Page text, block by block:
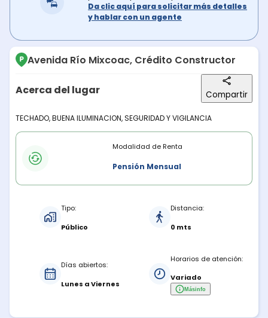
Da clic aquí para solicitar más detalles
y hablar con un agente
Avenida Río Mixcoac, Crédito Constructor
Acerca del lugar Compartir
Descripción del lugar
TECHADO, BUENA ILUMINACION, SEGURIDAD Y VIGILANCIA
Modalidades de rentaModalidad de Renta
Pensión Mensual
Tipo:
Público
Distancia:
0 mts
Días abiertos:
Lunes a Viernes
Horarios de atención:
Variado
Másinfo